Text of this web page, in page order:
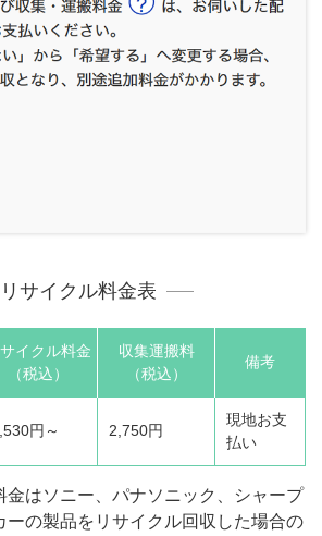
リサイクル料金表
イクル料金
（税込）
収集運搬料
（税込）
備考
円～ 2,750円
現地お支
払い
金はソニー、パナソニック、シャープ
ーの製品をリサイクル回収した場合の